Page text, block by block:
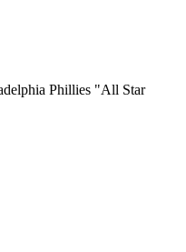
Phillies "All Star